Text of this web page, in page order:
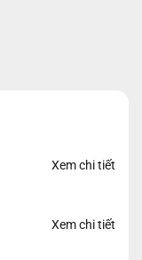
Xem chi tiết
Xem chi tiết